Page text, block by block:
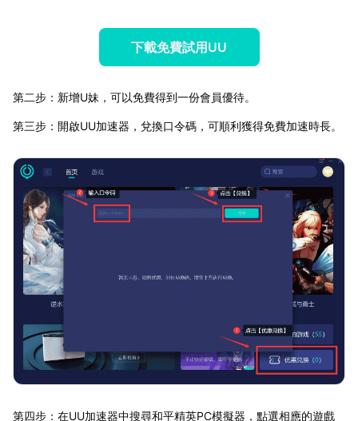
下載免費試用UU
第二步：新增U妹，可以免費得到一份會員優待。
第三步：開啟UU加速器，兌換口令碼，可順利獲得免費加速時長。
第四步：在UU加速器中搜尋和平精英PC模擬器，點選相應的遊戲